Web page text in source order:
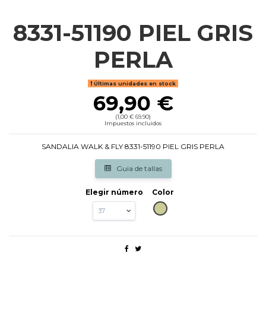
8331-51190 PIEL GRIS
PERLA
Últimas unidades en stock
69,90 €
(1,00 € 69.90)
Impuestos incluidos
SANDALIA WALK & FLY 8331-51190 PIEL GRIS PERLA
Guia de tallas
Elegir número
Color
BEIG